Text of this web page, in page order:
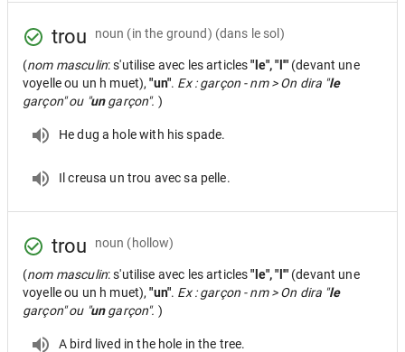
trou noun (in the ground) (dans le sol)
(nom masculin: s'utilise avec les articles"le", "l'" (devant une
voyelle ou un h muet),"un". Ex : garçon - nm > On dira "le
garçon" ou "ungarçon". )
He dug a hole with his spade.
Il creusa un trou avec sa pelle.
trou noun (hollow)
(nom masculin: s'utilise avec les articles"le", "l'" (devant une
voyelle ou un h muet),"un". Ex : garçon - nm > On dira "le
garçon" ou "ungarçon". )
A bird lived in the hole in the tree.